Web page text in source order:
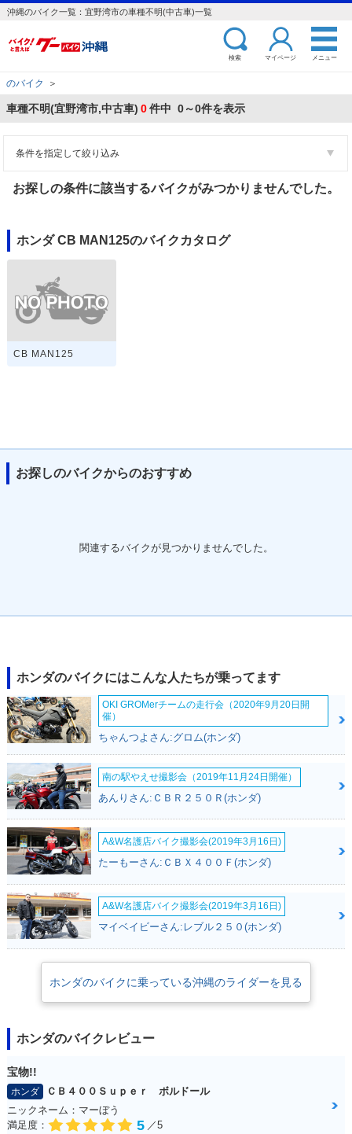
沖縄のバイク一覧：宜野湾市の車種不明(中古車)一覧
検索 マイページ メニュー
のバイク ＞
車種不明(宜野湾市,中古車) 0件中 0～0件を表示
条件を指定して絞り込み
お探しの条件に該当するバイクがみつかりませんでした。
ホンダ CB MAN125のバイクカタログ
CB MAN125
お探しのバイクからのおすすめ
関連するバイクが見つかりませんでした。
ホンダのバイクにはこんな人たちが乗ってます
OKI GROMerチームの走行会（2020年9月20日開
催）
ちゃんつよさん:グロム(ホンダ)
南の駅やえせ撮影会（2019年11月24日開催）
あんりさん:ＣＢＲ２５０Ｒ(ホンダ)
A&W名護店バイク撮影会(2019年3月16日)
たーもーさん:ＣＢＸ４００Ｆ(ホンダ)
A&W名護店バイク撮影会(2019年3月16日)
マイベイビーさん:レブル２５０(ホンダ)
ホンダのバイクに乗っている沖縄のライダーを見る
ホンダのバイクレビュー
宝物!!
ホンダ
ＣＢ４００Ｓｕｐｅｒ ボルドール
ニックネーム：マーぼう
満足度：
5 ／5